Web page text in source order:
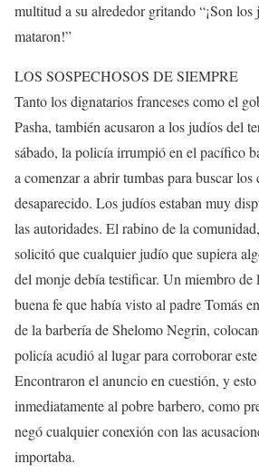
multitud a su alrededor gritando “¡Son
mataron!”
LOS SOSPECHOSOS DE SIEMPRE
Tanto los dignatarios franceses como el
Pasha, también acusaron a los judíos del
sábado, la policía irrumpió en el pacífico
a comenzar a abrir tumbas para buscar
desaparecido. Los judíos estaban muy
las autoridades. El rabino de la
solicitó que cualquier judío que supiera
del monje debía testificar. Un miembro de
buena fe que había visto al padre Tomás
de la barbería de Shelomo Negrin,
policía acudió al lugar para corroborar
Encontraron el anuncio en cuestión, y esto
inmediatamente al pobre barbero, como
negó cualquier conexión con las
importaba.